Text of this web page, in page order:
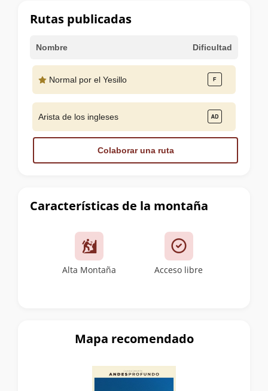
cumbre
Características de la montaña
Alta Montaña Acceso libre
Rutas publicadas
Nombre Dificultad
Normal por el Yesillo
Arista de los ingleses
Colaborar una ruta
Mapa recomendado